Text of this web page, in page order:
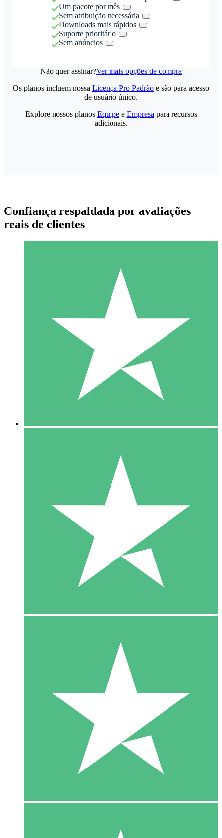
Um pacote por mês
Sem atribuição necessária
Downloads mais rápidos
Suporte prioritário
Sem anúncios
Não quer assinar?Ver mais opções de compra
Pacotes de Créditos Individuais
Pague conforme o uso com créditos de download. Sem
1000
10 Downloads
20 00
Os planos incluem nossa Licença Pro Padrão e são para acesso
de usuário único.
Explore nossos planos Equipee Empresa para recursos
adicionais.
Confiança respaldada por avaliações
reais de clientes